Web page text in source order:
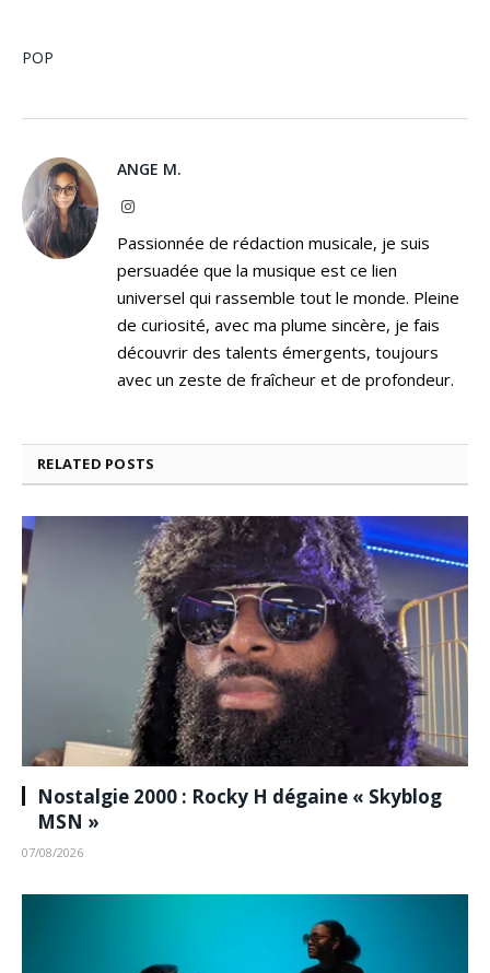
POP
ANGE M.
Instagram
Passionnée de rédaction musicale, je suis
persuadée que la musique est ce lien
universel qui rassemble tout le monde. Pleine
de curiosité, avec ma plume sincère, je fais
découvrir des talents émergents, toujours
avec un zeste de fraîcheur et de profondeur.
RELATED POSTS
Nostalgie 2000 : Rocky H dégaine « Skyblog
MSN »
07/08/2026